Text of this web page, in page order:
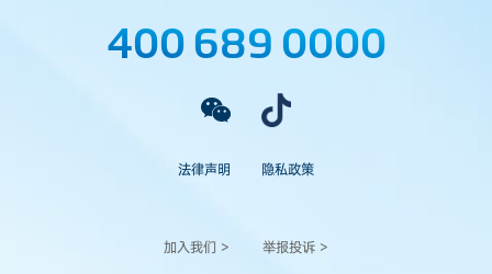
400 689 0000
法律声明 隐私政策
加入我们 > 举报投诉 >